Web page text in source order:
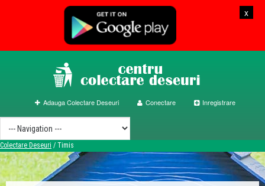
x
Adauga Colectare Deseuri Conectare Inregistrare
Colectare Deseuri / Timis